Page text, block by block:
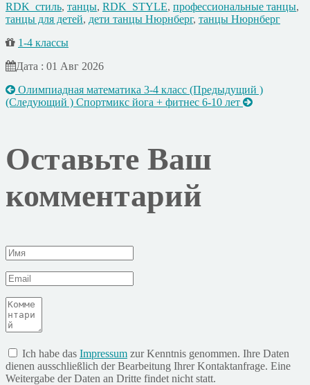
RDK_стиль, танцы, RDK_STYLE, профессиональные танцы,
танцы для детей, дети танцы Нюрнберг, танцы Нюрнберг
1-4 классы
Дата : 01 Авг 2026
Олимпиадная математика 3-4 класс (Предыдущий )
(Следующий ) Спортмикс йога + фитнес 6-10 лет
Оставьте Ваш
комментарий
Ich habe das Impressum zur Kenntnis genommen. Ihre Daten
dienen ausschließlich der Bearbeitung Ihrer Kontaktanfrage. Eine
Weitergabe der Daten an Dritte findet nicht statt.